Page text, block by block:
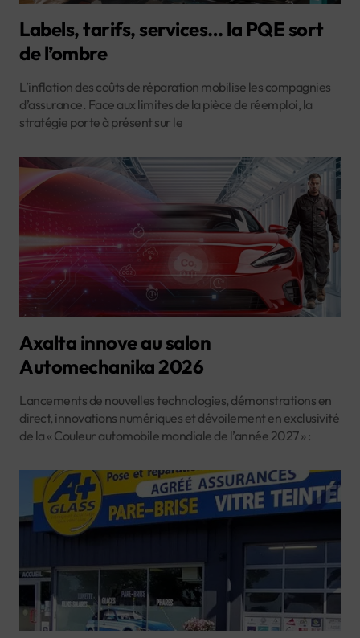
Labels, tarifs, services… la PQE sort
de l’ombre
L’inflation des coûts de réparation mobilise les compagnies
d’assurance. Face aux limites de la pièce de réemploi, la
stratégie porte à présent sur le
Axalta innove au salon
Automechanika 2026
Lancements de nouvelles technologies, démonstrations en
direct, innovations numériques et dévoilement en exclusivité
de la « Couleur automobile mondiale de l’année 2027 » :